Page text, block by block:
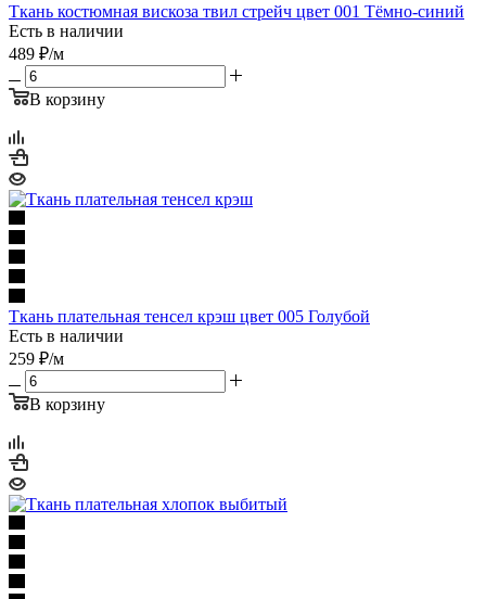
Ткань костюмная вискоза твил стрейч цвет 001 Тёмно-синий
Есть в наличии
489 ₽/м
В корзину
Ткань плательная тенсел крэш цвет 005 Голубой
Есть в наличии
259 ₽/м
В корзину